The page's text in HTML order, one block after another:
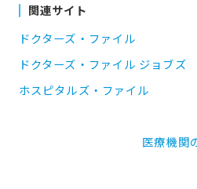
関連サイト
ドクターズ・ファイル
ドクターズ・ファイル ジョブズ
ホスピタルズ・ファイル
医療機関